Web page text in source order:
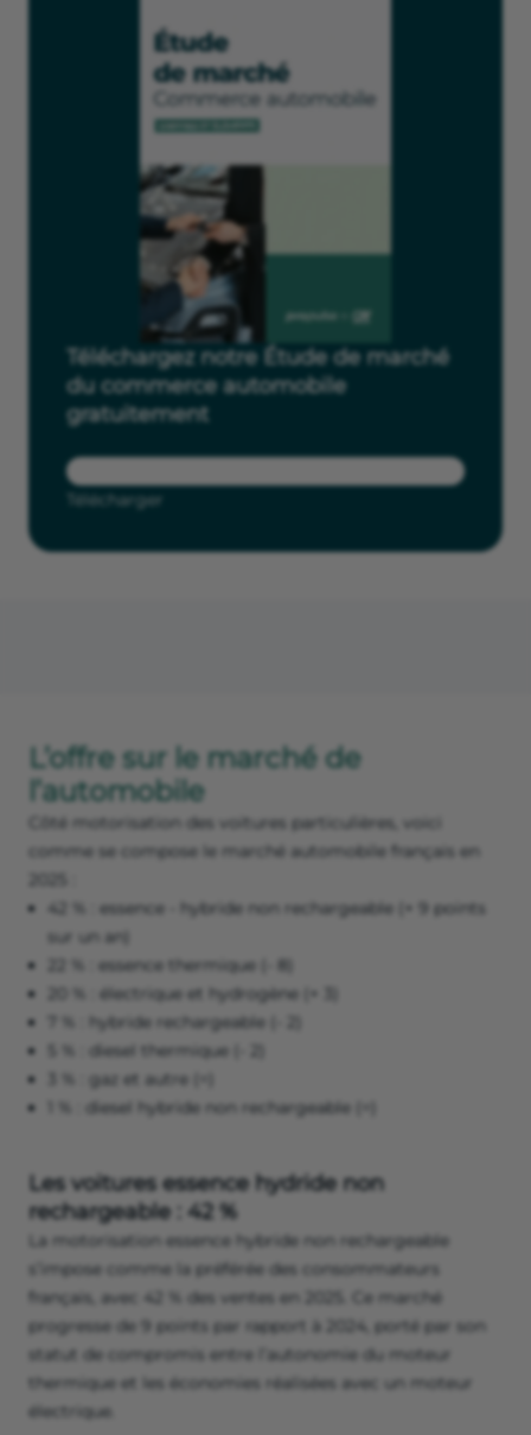
Téléchargez notre Étude de marché
du commerce automobile
gratuitement
Télécharger
L’offre sur le marché de
l’automobile
Côté motorisation des voitures particulières, voici
comme se compose le marché automobile français en
42 % : essence - hybride non rechargeable (+ 9 points
sur un an)
22 % : essence thermique (- 8)
20 % : électrique et hydrogène (+ 3)
7 % : hybride rechargeable (- 2)
5 % : diesel thermique (- 2)
3 % : gaz et autre (=)
1 % : diesel hybride non rechargeable (=)
Les voitures essence hydride non
rechargeable : 42 %
La motorisation essence hybride non rechargeable
s’impose comme la préférée des consommateurs
français, avec 42 % des ventes en 2025. Ce marché
progresse de 9 points par rapport à 2024, porté par son
statut de compromis entre l’autonomie du moteur
thermique et les économies réalisées avec un moteur
électrique.